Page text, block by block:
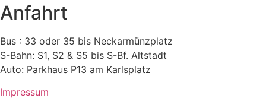
Anfahrt
Bus : 33 oder 35 bis Neckarmünzplatz
S-Bahn: S1, S2 & S5 bis S-Bf. Altstadt
Auto: Parkhaus P13 am Karlsplatz
Impressum